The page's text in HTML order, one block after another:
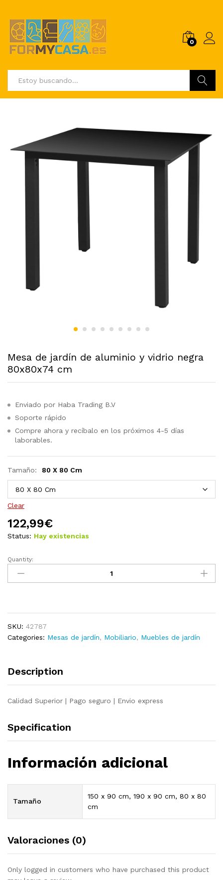
0
Mesa de jardín de aluminio y vidrio negra
80x80x74 cm
Enviado por Haba Trading B.V
Soporte rápido
Compre ahora y recíbalo en los próximos 4-5 días
laborables.
Tamaño: 80 X 80 Cm
Clear
122,99€
Status: Hay existencias
Mesa
jardín
vidrio
negra
quantity
Quantity:
SKU: 42787
Categories: Mesas de jardín, Mobiliario, Muebles de jardín
Description
Calidad Superior | Pago seguro | Envio express
Specification
Información adicional
Tamaño
150 x 90 cm, 190 x 90 cm, 80 x 80
cm
Valoraciones (0)
Only logged in customers who have purchased this product